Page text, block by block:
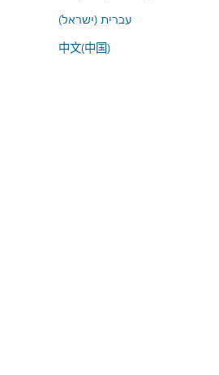
עברית (ישראל)
中文(中国)